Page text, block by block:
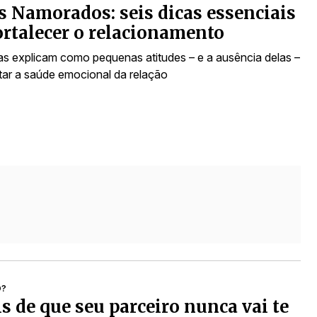
Namorados: seis dicas essenciais
o relacionamento
explicam como pequenas atitudes – e a ausência delas –
a saúde emocional da relação
de que seu parceiro nunca vai te